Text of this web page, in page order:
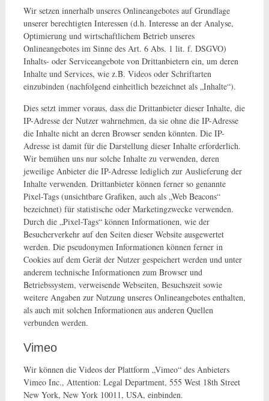
Wir setzen innerhalb unseres Onlineangebotes auf Grundlage
unserer berechtigten Interessen (d.h. Interesse an der Analyse,
Optimierung und wirtschaftlichem Betrieb unseres
Onlineangebotes im Sinne des Art. 6 Abs. 1 lit. f. DSGVO)
Inhalts- oder Serviceangebote von Drittanbietern ein, um deren
Inhalte und Services, wie z.B. Videos oder Schriftarten
einzubinden (nachfolgend einheitlich bezeichnet als „Inhalte“).
Dies setzt immer voraus, dass die Drittanbieter dieser Inhalte, die
IP-Adresse der Nutzer wahrnehmen, da sie ohne die IP-Adresse
die Inhalte nicht an deren Browser senden könnten. Die IP-
Adresse ist damit für die Darstellung dieser Inhalte erforderlich.
Wir bemühen uns nur solche Inhalte zu verwenden, deren
jeweilige Anbieter die IP-Adresse lediglich zur Auslieferung der
Inhalte verwenden. Drittanbieter können ferner so genannte
Pixel-Tags (unsichtbare Grafiken, auch als „Web Beacons“
bezeichnet) für statistische oder Marketingzwecke verwenden.
Durch die „Pixel-Tags“ können Informationen, wie der
Besucherverkehr auf den Seiten dieser Website ausgewertet
werden. Die pseudonymen Informationen können ferner in
Cookies auf dem Gerät der Nutzer gespeichert werden und unter
anderem technische Informationen zum Browser und
Betriebssystem, verweisende Webseiten, Besuchszeit sowie
weitere Angaben zur Nutzung unseres Onlineangebotes enthalten,
als auch mit solchen Informationen aus anderen Quellen
verbunden werden.
Vimeo
Wir können die Videos der Plattform „Vimeo“ des Anbieters
Vimeo Inc., Attention: Legal Department, 555 West 18th Street
New York, New York 10011, USA, einbinden.